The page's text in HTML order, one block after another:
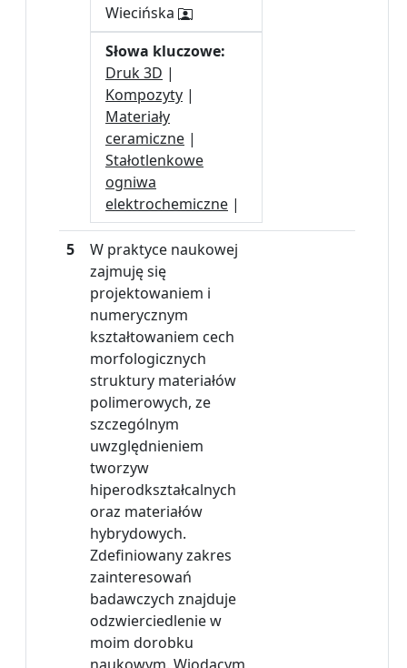
Wiecińska
Słowa kluczowe:
Druk 3D |
Kompozyty |
Materiały
ceramiczne |
Stałotlenkowe
ogniwa
elektrochemiczne |
5
W praktyce naukowej
zajmuję się
projektowaniem i
numerycznym
kształtowaniem cech
morfologicznych
struktury materiałów
polimerowych, ze
szczególnym
uwzględnieniem
tworzyw
hiperodkształcalnych
oraz materiałów
hybrydowych.
Zdefiniowany zakres
zainteresowań
badawczych znajduje
odzwierciedlenie w
moim dorobku